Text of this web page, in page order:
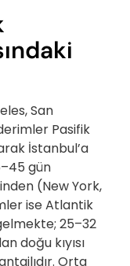
San
Pasifik
İstanbul’a
gün
(New York,
ise Atlantik
25–32
doğu kıyısı
Orta